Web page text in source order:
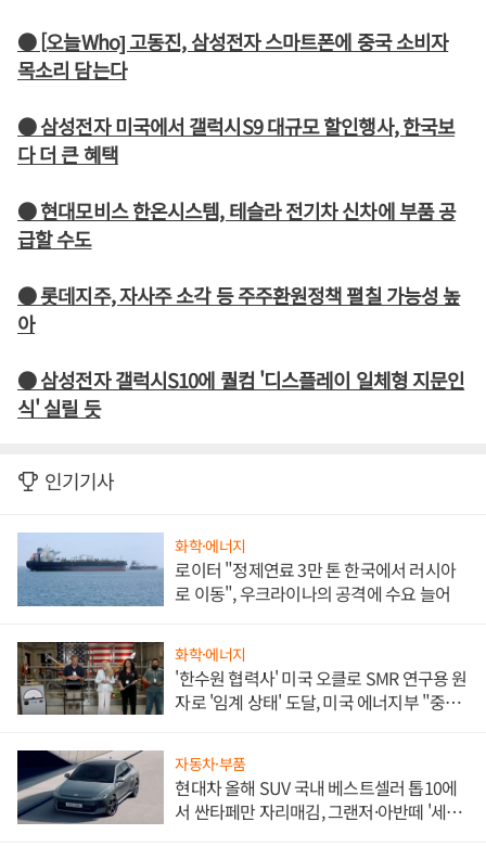
● [오늘Who] 고동진, 삼성전자 스마트폰에 중국 소비자
목소리 담는다
● 삼성전자 미국에서 갤럭시S9 대규모 할인행사, 한국보
다 더 큰 혜택
● 현대모비스 한온시스템, 테슬라 전기차 신차에 부품 공
급할 수도
● 롯데지주, 자사주 소각 등 주주환원정책 펼칠 가능성 높
아
● 삼성전자 갤럭시S10에 퀄컴 '디스플레이 일체형 지문인
식' 실릴 듯
인기기사
화학·에너지
로이터 "정제연료 3만 톤 한국에서 러시아
로 이동", 우크라이나의 공격에 수요 늘어
화학·에너지
'한수원 협력사' 미국 오클로 SMR 연구용 원
자로 '임계 상태' 도달, 미국 에너지부 "중요
자동차·부품
현대차 올해 SUV 국내 베스트셀러 톱10에
서 싼타페만 자리매김, 그랜저·아반떼 '세단